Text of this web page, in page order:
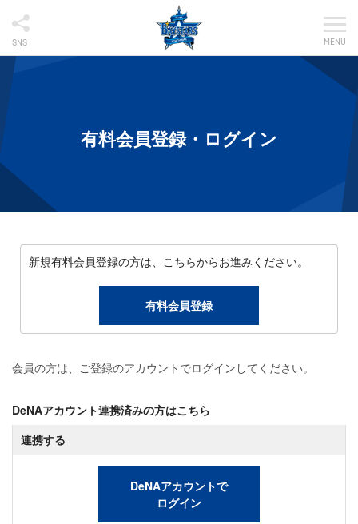
SNS MENU
有料会員登録・ログイン
新規有料会員登録の方は、こちらからお進みください。
有料会員登録
会員の方は、ご登録のアカウントでログインしてください。
DeNAアカウント連携済みの方はこちら
連携する
DeNAアカウントで
ログイン